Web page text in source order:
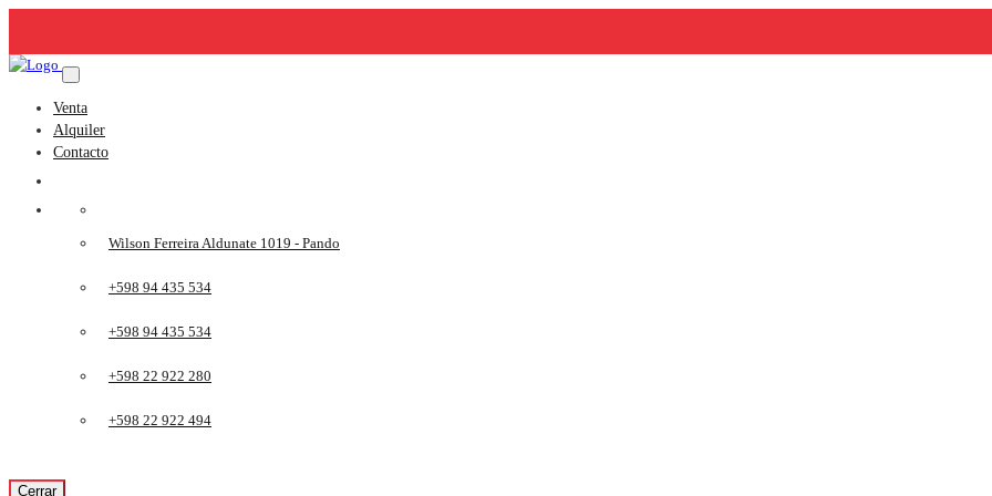
Venta
Alquiler
Contacto
Wilson Ferreira Aldunate 1019 - Pando
+598 94 435 534
+598 94 435 534
+598 22 922 280
+598 22 922 494
Cerrar